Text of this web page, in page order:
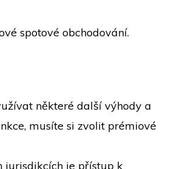
spotové obchodování.
některé další výhody a
musíte si zvolit prémiové
jurisdikcích je přístup k